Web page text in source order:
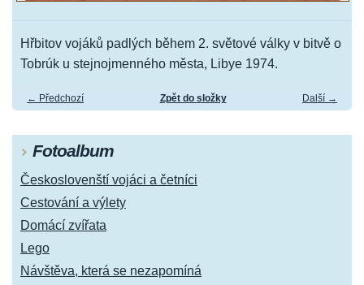
Hřbitov vojáků padlých během 2. světové války v bitvě o
Tobrúk u stejnojmenného města, Libye 1974.
← Předchozí Další →
Zpět do složky
Fotoalbum
Českoslovenští vojáci a četníci
Cestování a výlety
Domácí zvířata
Lego
Návštěva, která se nezapomíná